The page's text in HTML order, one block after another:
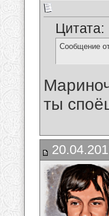
Цитата:
Сообщение
ты